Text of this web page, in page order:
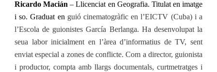
Ricardo Macián –Llicenciat en Geografia. Titulat en imatge
i so. Graduat en guió cinematogràfic en l’EICTV (Cuba) i a
l’Escola de guionistes García Berlanga. Ha desenvolupat la
seua labor inicialment en l’àrea d’informatius de TV, sent
enviat especial a zones de conflicte. Com a director, guionista
i productor, compta amb llargs documentals, curtmetratges i